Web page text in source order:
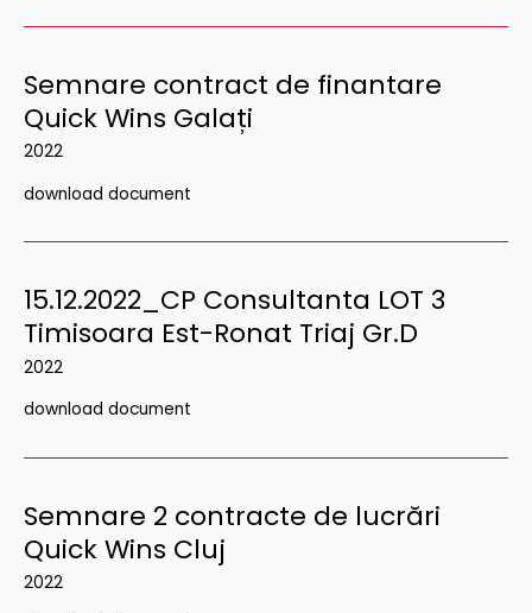
Semnare contract de finantare
Quick Wins Galați
2022
download document
15.12.2022_CP Consultanta LOT 3
Timisoara Est-Ronat Triaj Gr.D
2022
download document
Semnare 2 contracte de lucrări
Quick Wins Cluj
2022